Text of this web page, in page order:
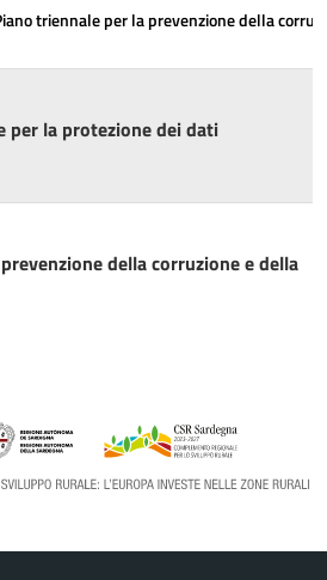
triennale per la prevenzione della
per la protezione dei dati
della corruzione e della